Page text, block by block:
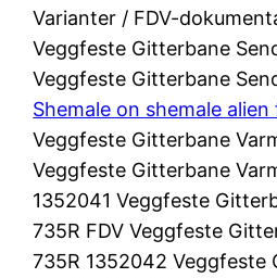
Varianter / FDV-
Veggfeste Gitterbane
Veggfeste Gitterbane
Shemale on shemale
Veggfeste Gitterbane
Veggfeste Gitterbane
1352041 Veggfeste
735R FDV Veggfeste
735R 1352042 Veggfeste